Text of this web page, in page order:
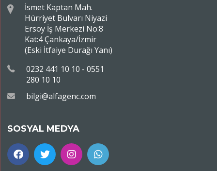
İsmet Kaptan Mah.
Hürriyet Bulvarı Niyazi
Ersoy İş Merkezi No:8
Kat:4 Çankaya/İzmir
(Eski İtfaiye Durağı Yanı)
0232 441 10 10 - 0551
280 10 10
bilgi@alfagenc.com
SOSYAL MEDYA